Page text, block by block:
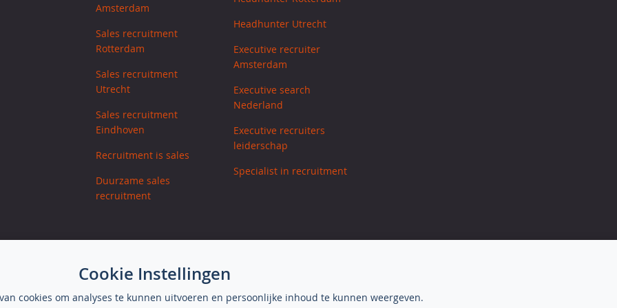
Amsterdam
Sales recruitment
Rotterdam
Sales recruitment
Utrecht
Sales recruitment
Eindhoven
Recruitment is sales
Duurzame sales
recruitment
Headhunter Utrecht
Executive recruiter
Amsterdam
Executive search
Nederland
Executive recruiters
leiderschap
Specialist in recruitment
Cookie Instellingen
cookies om analyses te kunnen uitvoeren en persoonlijke inhoud te kunnen weergeven.